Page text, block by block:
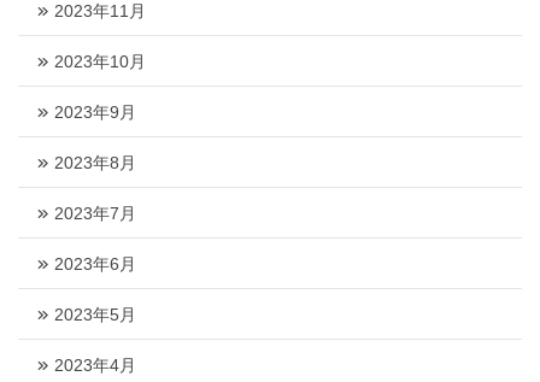
2023年11月
2023年10月
2023年9月
2023年8月
2023年7月
2023年6月
2023年5月
2023年4月